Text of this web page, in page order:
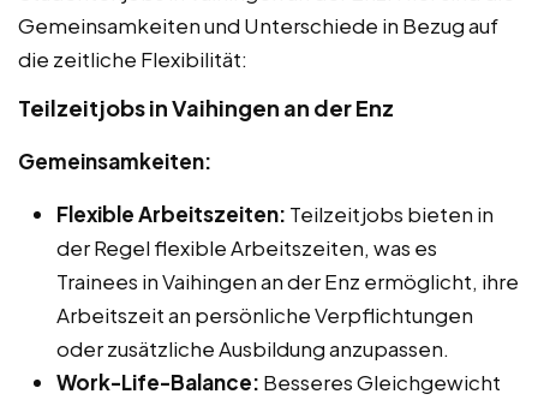
Gemeinsamkeiten und Unterschiede in Bezug auf
die zeitliche Flexibilität:
Teilzeitjobs in Vaihingen an der Enz
Gemeinsamkeiten:
Flexible Arbeitszeiten: Teilzeitjobs bieten in
der Regel flexible Arbeitszeiten, was es
Trainees in Vaihingen an der Enz ermöglicht, ihre
Arbeitszeit an persönliche Verpflichtungen
oder zusätzliche Ausbildung anzupassen.
Work-Life-Balance: Besseres Gleichgewicht